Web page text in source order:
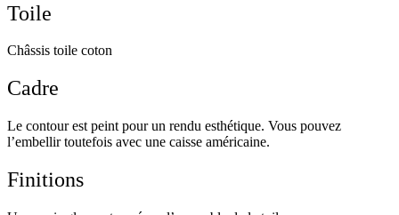
Toile
Châssis toile coton
Cadre
Le contour est peint pour un rendu esthétique. Vous pouvez
l’embellir toutefois avec une caisse américaine.
Finitions